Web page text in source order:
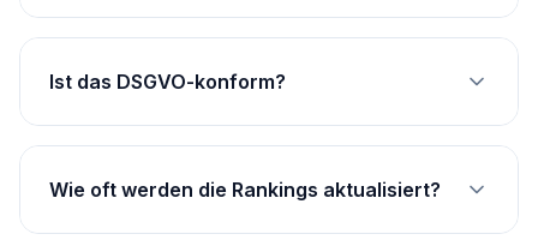
Ist das DSGVO-konform?
Wie oft werden die Rankings aktualisiert?